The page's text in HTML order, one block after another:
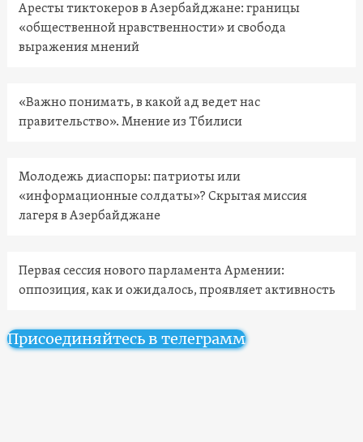
Аресты тиктокеров в Азербайджане: границы
«общественной нравственности» и свобода
выражения мнений
«Важно понимать, в какой ад ведет нас
правительство». Мнение из Тбилиси
Молодежь диаспоры: патриоты или
«информационные солдаты»? Скрытая миссия
лагеря в Азербайджане
Первая сессия нового парламента Армении:
оппозиция, как и ожидалось, проявляет активность
Присоединяйтесь в телеграмм